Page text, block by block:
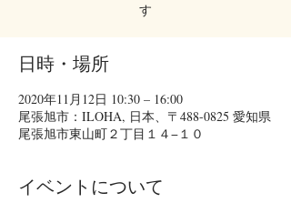
す
日時・場所
2020年11月12日 10:30 – 16:00
尾張旭市：ILOHA, 日本、〒488-0825 愛知県
尾張旭市東山町２丁目１４−１０
イベントについて